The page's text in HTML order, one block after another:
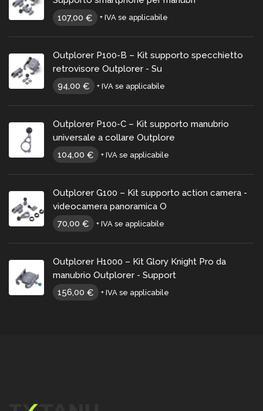
107,00 € + IVA se applicabile
Outplorer P100-B – Kit supporto specchietto
retrovisore Outplorer - Su
94,00 € + IVA se applicabile
Outplorer P100-C – Kit supporto manubrio
universale a collare Outplore
104,00 € + IVA se applicabile
Outplorer G100 – Kit supporto action camera -
videocamera panoramica O
70,00 € + IVA se applicabile
Outplorer H1000 – Kit Glory Knight Pro da
manubrio Outplorer - Support
156,00 € + IVA se applicabile